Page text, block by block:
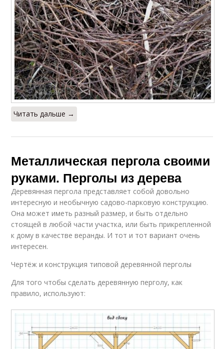
Читать дальше →
Металлическая пергола своими
руками. Перголы из дерева
Деревянная пергола представляет собой довольно
интересную и необычную садово-парковую конструкцию.
Она может иметь разный размер, и быть отдельно
стоящей в любой части участка, или быть прикрепленной
к дому в качестве веранды. И тот и тот вариант очень
интересен.
Чертёж и конструкция типовой деревянной перголы
Для того чтобы сделать деревянную перголу, как
правило, используют: